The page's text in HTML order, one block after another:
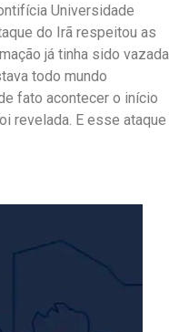
Universidade
do Irã respeitou as
já tinha sido vazada
todo mundo
fato acontecer o início
revelada. E esse ataque